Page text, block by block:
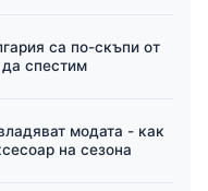
са по-скъпи от
спестим
модата - как
на сезона